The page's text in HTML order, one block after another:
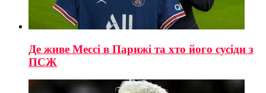
Де живе Мессі в Парижі та хто його сусіди з
ПСЖ